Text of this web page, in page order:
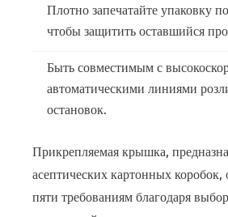
Плотно запечатайте упаковку
чтобы защитить оставшийся
Быть совместимым с
автоматическими линиями
остановок.
Прикрепляемая крышка,
асептических картонных коробок,
пяти требованиям благодаря